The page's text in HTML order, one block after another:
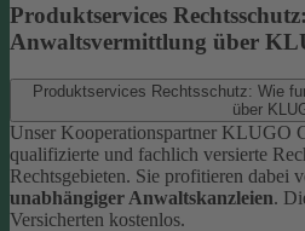
Produktservices
Anwaltsvermittlung über
Produktservices Rechtsschutz: Wie
über
Unser Kooperationspartner KLUGO
qualifizierte und fachlich versierte
Rechtsgebieten. Sie profitieren dabei
unabhängiger Anwaltskanzleien.
Versicherten kostenlos.